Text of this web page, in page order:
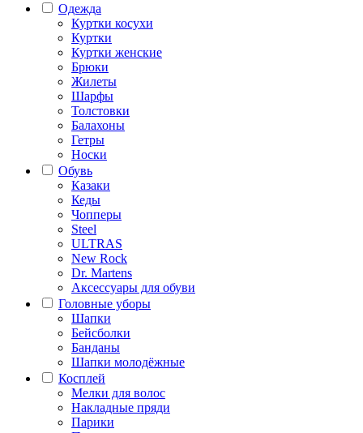
Одежда
Куртки косухи
Куртки
Куртки женские
Брюки
Жилеты
Шарфы
Толстовки
Балахоны
Гетры
Носки
Обувь
Казаки
Кеды
Чопперы
Steel
ULTRAS
New Rock
Dr. Martens
Аксессуары для обуви
Головные уборы
Шапки
Бейсболки
Банданы
Шапки молодёжные
Косплей
Мелки для волос
Накладные пряди
Парики